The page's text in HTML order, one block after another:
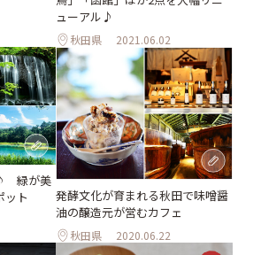
ューアル♪
秋田県 2021.06.02
緑が美
ット
発酵文化が育まれる秋田で味噌醤
油の醸造元が営むカフェ
秋田県 2020.06.22